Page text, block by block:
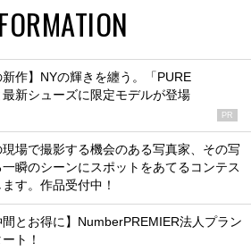
新作】NYの輝きを纏う。「PURE
最新シューズに限定モデルが登場
PR
現場で撮影する機会のある写真家、その写
瞬のシーンにスポットをあてるコンテス
ます。作品受付中！
間とお得に】NumberPREMIER法人プラン
ト！